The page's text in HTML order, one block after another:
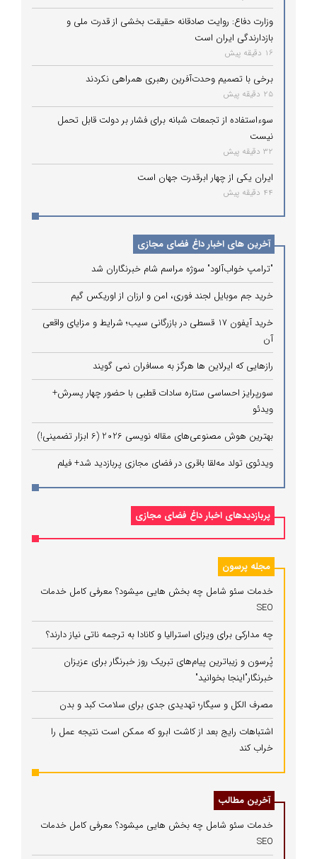
وزارت دفاع: روایت صادقانه حقیقت بخشی از قدرت ملی و
بازدارندگی ایران است
16 دقیقه پیش
برخی با تصمیم وحدت‌آفرین رهبری همراهی نکردند
25 دقیقه پیش
سوءاستفاده از تجمعات شبانه برای فشار بر دولت قابل تحمل
نیست
32 دقیقه پیش
ایران یکی از چهار ابرقدرت جهان است
44 دقیقه پیش
آخرین های اخبار داغ فضای مجازی
"ترامپ خواب‌آلود" سوژه مراسم شام خبرنگاران شد
خرید جم موبایل لجند فوری، امن و ارزان از اوریکس گیم
خرید آیفون 17 قسطی در بازرگانی سیب؛ شرایط و مزایای واقعی
آن
رازهایی که ایرلاین ‌ها هرگز به مسافران نمی‌ گویند
سورپرایز احساسی ستاره سادات قطبی با حضور چهار پسرش+
ویدئو
بهترین هوش مصنوعی‌های مقاله نویسی 2026 (6 ابزار تضمینی!)
ویدئوی تولد مه‌لقا باقری در فضای مجازی پربازدید شد+ فیلم
پربازدیدهای اخبار داغ فضای مجازی
مجله پرسون
خدمات سئو شامل چه بخش هایی میشود؟ معرفی کامل خدمات
SEO
چه مدارکی برای ویزای استرالیا و کانادا به ترجمه ناتی نیاز دارند؟
پُرسون و زیباترین پیام‌های تبریک روز خبرنگار برای عزیزان
خبرنگار"اینجا بخوانید"
مصرف الکل و سیگار؛ تهدیدی جدی برای سلامت کبد و بدن
اشتباهات رایج بعد از کاشت ابرو که ممکن است نتیجه عمل را
خراب کند
آخرین مطالب
خدمات سئو شامل چه بخش هایی میشود؟ معرفی کامل خدمات
SEO